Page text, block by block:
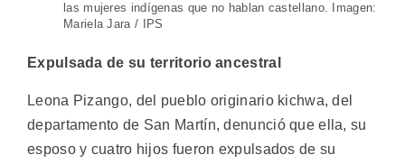
las mujeres indígenas que no hablan castellano. Imagen:
Mariela Jara / IPS
Expulsada de su territorio ancestral
Leona Pizango, del pueblo originario kichwa, del
departamento de San Martín, denunció que ella, su
esposo y cuatro hijos fueron expulsados de su